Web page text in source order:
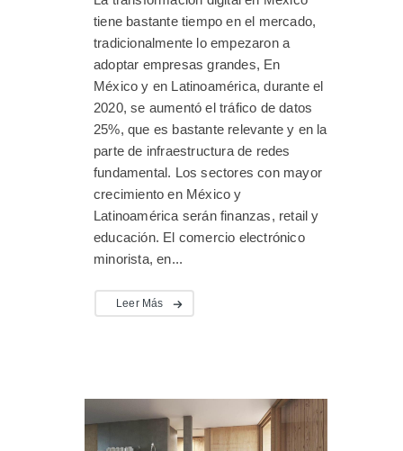
tiene bastante tiempo en el mercado,
tradicionalmente lo empezaron a
adoptar empresas grandes, En
México y en Latinoamérica, durante el
2020, se aumentó el tráfico de datos
25%, que es bastante relevante y en la
parte de infraestructura de redes
fundamental. Los sectores con mayor
crecimiento en México y
Latinoamérica serán finanzas, retail y
educación. El comercio electrónico
minorista, en...
Leer Más